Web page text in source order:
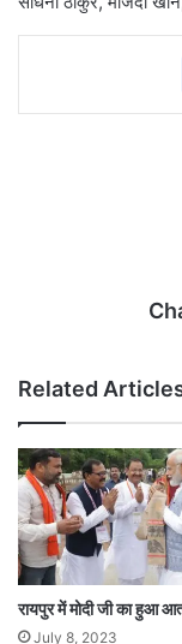
Related
रायपुर में मोदी जी का हुआ
July 8, 2023